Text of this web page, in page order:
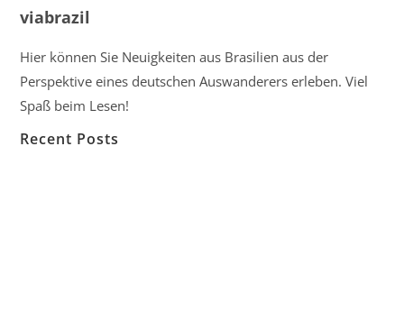
viabrazil
Hier können Sie Neuigkeiten aus Brasilien aus der
Perspektive eines deutschen Auswanderers erleben. Viel
Spaß beim Lesen!
Recent Posts